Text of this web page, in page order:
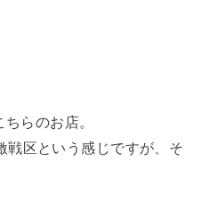
らのお店。
戦区という感じですが、そ